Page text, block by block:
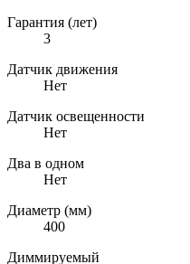
Гарантия (лет)
3
Датчик движения
Нет
Датчик освещенности
Нет
Два в одном
Нет
Диаметр (мм)
400
Диммируемый